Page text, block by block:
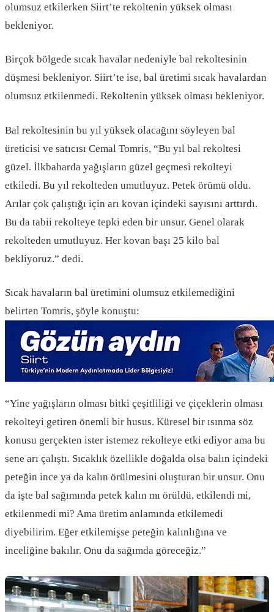
olumsuz etkilerken Siirt’te rekoltenin yüksek olması
bekleniyor.
Birçok bölgede sıcak havalar nedeniyle bal rekoltesinin
düşmesi bekleniyor. Siirt’te ise, bal üretimi sıcak havalardan
olumsuz etkilenmedi. Rekoltenin yüksek olması bekleniyor.
Bal rekoltesinin bu yıl yüksek olacağını söyleyen bal
üreticisi ve satıcısı Cemal Tomris, “Bu yıl bal rekoltesi
güzel. İlkbaharda yağışların güzel geçmesi rekolteyi
etkiledi. Bu yıl rekolteden umutluyuz. Petek örümü oldu.
Arılar çok çalıştığı için arı kovan içindeki sayısını arttırdı.
Bu da tabii rekolteye tepki eden bir unsur. Genel olarak
rekolteden umutluyuz. Her kovan başı 25 kilo bal
bekliyoruz.” dedi.
Sıcak havaların bal üretimini olumsuz etkilemediğini
belirten Tomris, şöyle konuştu:
“Yine yağışların olması bitki çeşitliliği ve çiçeklerin olması
rekolteyi getiren önemli bir husus. Küresel bir ısınma söz
konusu gerçekten ister istemez rekolteye etki ediyor ama bu
sene arı çalıştı. Sıcaklık özellikle doğalda olsa balın içindeki
peteğin ince ya da kalın örülmesini oluşturan bir unsur. Onu
da işte bal sağımında petek kalın mı örüldü, etkilendi mi,
etkilenmedi mi? Ama üretim anlamında etkilemedi
diyebilirim. Eğer etkilemişse peteğin kalınlığına ve
inceliğine bakılır. Onu da sağımda göreceğiz.”